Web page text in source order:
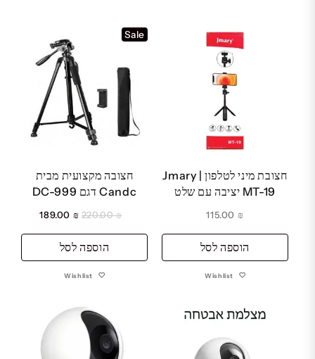
Sale
חצובה מקצועית מבית
Candc דגם DC-999
₪
220.00
המחיר
היה:
₪ 220.00.
₪
המחיר
₪ 189.00.
הוספה לסל
Wishlist
חצובת מיני לטלפון | Jmary
MT-19 יציבה עם שלט
₪
הוספה לסל
Wishlist